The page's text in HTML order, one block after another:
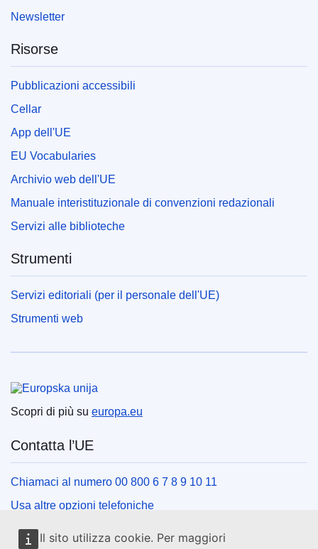
Il sito utilizza cookie. Per maggiori
Newsletter
Risorse
Pubblicazioni accessibili
Cellar
App dell'UE
EU Vocabularies
Archivio web dell'UE
Manuale interistituzionale di convenzioni redazionali
Servizi alle biblioteche
Strumenti
Servizi editoriali (per il personale dell'UE)
Strumenti web
Scopri di più su europa.eu
Contatta l’UE
Chiamaci al numero 00 800 6 7 8 9 10 11
Usa altre opzioni telefoniche
Scrivici usando l’apposito modulo